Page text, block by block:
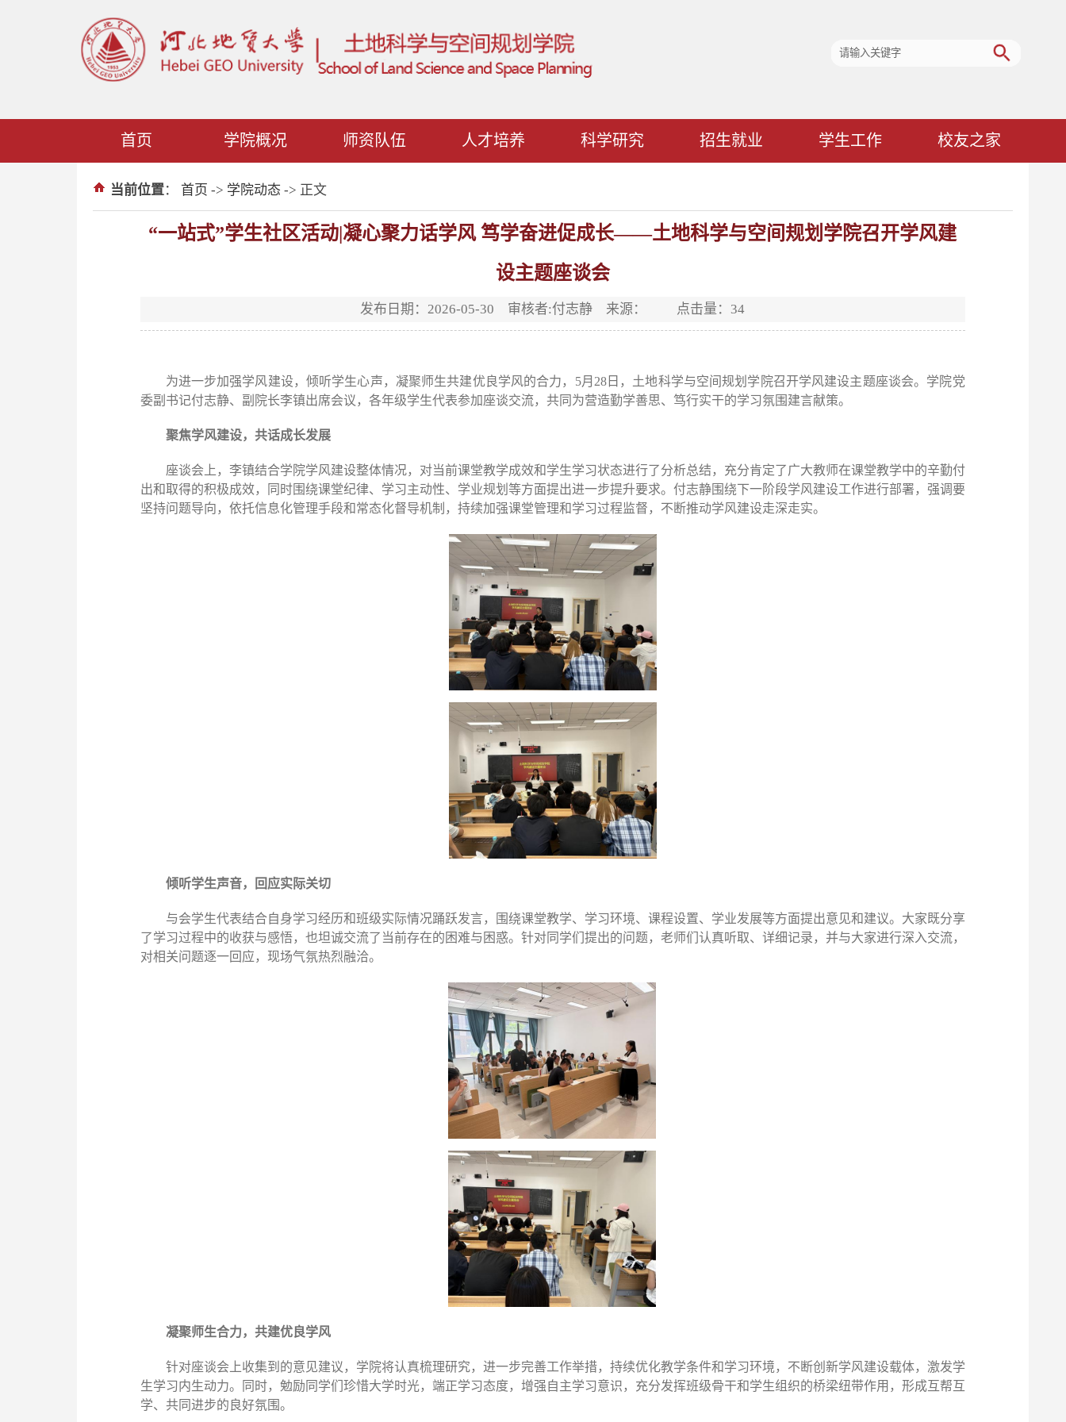
首页 学院概况 师资队伍 人才培养 科学研究 招生就业 学生工作 校友之家
当前位置： 首页 -> 学院动态 -> 正文
“一站式”学生社区活动|凝心聚力话学风 笃学奋进促成长——土地科学与空间规划学院召开学风建
设主题座谈会
发布日期：2026-05-30 审核者:付志静 来源： 点击量： 34
为进一步加强学风建设，倾听学生心声，凝聚师生共建优良学风的合力， 5月28日，土地科学与空间规划学院召开学风建设主题座谈会。学院党
委副书记付志静、副院长李镇出席会议，各年级学生代表参加座谈交流，共同为营造勤学善思、笃行实干的学习氛围建言献策。
聚焦学风建设，共话成长发展
座谈会上，李镇结合学院学风建设整体情况，对当前课堂教学成效和学生学习状态进行了分析总结，充分肯定了广大教师在课堂教学中的辛勤付
出和取得的积极成效，同时围绕课堂纪律、学习主动性、学业规划等方面提出进一步提升要求。付志静围绕下一阶段学风建设工作进行部署，强调要
坚持问题导向，依托信息化管理手段和常态化督导机制，持续加强课堂管理和学习过程监督，不断推动学风建设走深走实。
倾听学生声音，回应实际关切
与会学生代表结合自身学习经历和班级实际情况踊跃发言，围绕课堂教学、学习环境、课程设置、学业发展等方面提出意见和建议。大家既分享
了学习过程中的收获与感悟，也坦诚交流了当前存在的困难与困惑。针对同学们提出的问题， 老师们 认真听取、详细记录，并与大家进行深入交流，
对相关问题逐一回应，现场气氛热烈融洽。
凝聚师生合力，共建优良学风
针对座谈会上收集到的意见建议，学院将认真梳理研究，进一步完善工作举措，持续优化教学条件和学习环境，不断创新学风建设载体，激发学
生学习内生动力。
同时， 勉励同学们珍惜大学时光，端正学习态度，增强自主学习意识，充分发挥班级骨干和学生组织的桥梁纽带作用，形成互帮互
学、共同进步的良好氛围。